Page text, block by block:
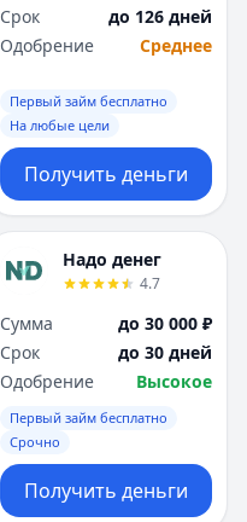
Срок
до 126 дней
Одобрение
Среднее
Первый займ бесплатно
На любые цели
Получить деньги
Надо денег
4.7
Сумма
до 30 000 ₽
Срок
до 30 дней
Одобрение
Высокое
Первый займ бесплатно
Срочно
Получить деньги